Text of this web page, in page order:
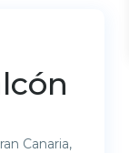
Canaria,